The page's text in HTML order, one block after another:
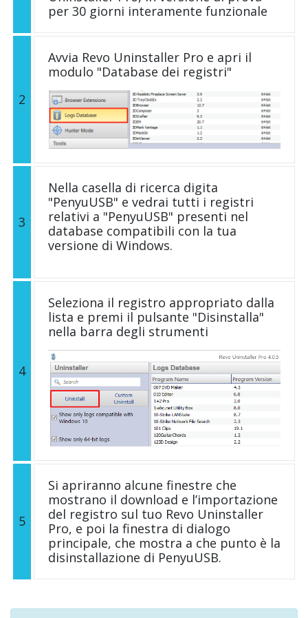
per 30 giorni interamente funzionale
2
Avvia Revo Uninstaller Pro e apri il
modulo "Database dei registri"
3
Nella casella di ricerca digita
"PenyuUSB" e vedrai tutti i registri
relativi a "PenyuUSB" presenti nel
database compatibili con la tua
versione di Windows.
4
Seleziona il registro appropriato dalla
lista e premi il pulsante "Disinstalla"
nella barra degli strumenti
5
Si apriranno alcune finestre che
mostrano il download e l’importazione
del registro sul tuo Revo Uninstaller
Pro, e poi la finestra di dialogo
principale, che mostra a che punto è la
disinstallazione di PenyuUSB.